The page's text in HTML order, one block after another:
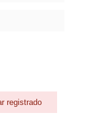
registrado